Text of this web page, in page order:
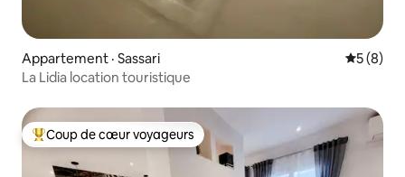
Appartement · Sassari Note
5 (8)
La Lidia location touristique
Coup de cœur voyageurs parmi les plus aimés
Coup de cœur voyageurs